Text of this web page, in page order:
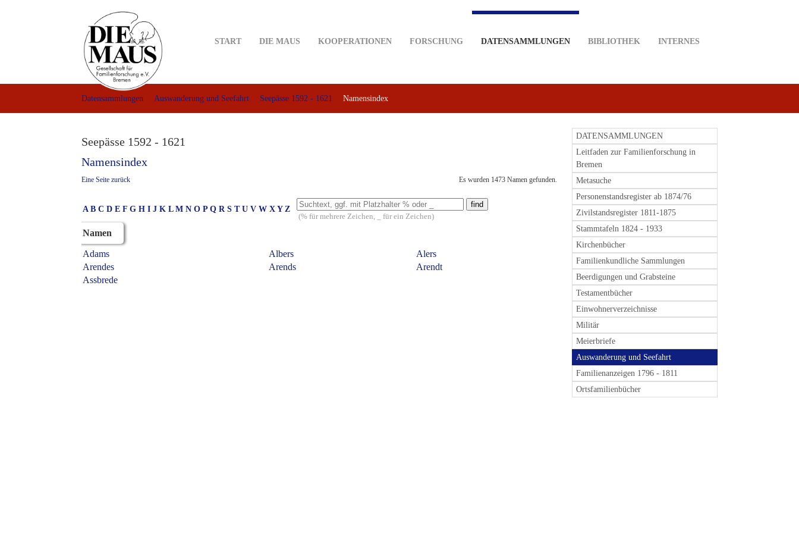
START DIE MAUS KOOPERATIONEN FORSCHUNG DATENSAMMLUNGEN BIBLIOTHEK INTERNES
Datensammlungen Auswanderung und Seefahrt Seepässe 1592 - 1621 Namensindex
Seepässe 1592 - 1621
Namensindex
DATENSAMMLUNGEN
Leitfaden zur Familienforschung in
Bremen
Metasuche
Personenstandsregister ab 1874/76
Zivilstandsregister 1811-1875
Stammtafeln 1824 - 1933
Kirchenbücher
Familienkundliche Sammlungen
Beerdigungen und Grabsteine
Testamentbücher
Einwohnerverzeichnisse
Militär
Meierbriefe
Auswanderung und Seefahrt
Familienanzeigen 1796 - 1811
Ortsfamilienbücher